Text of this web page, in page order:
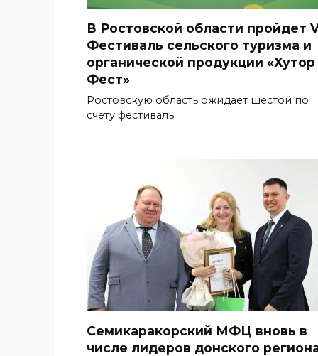
В Ростовской области пройдет
Фестиваль сельского туризма и
органической продукции «Хутор
Фест»
Ростовскую область ожидает шестой по
счету фестиваль
Семикаракорский МФЦ вновь в
числе лидеров донского